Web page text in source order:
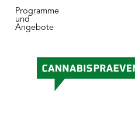
Programme
und
Angebote